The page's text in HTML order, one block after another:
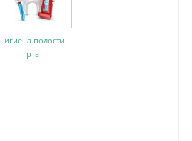
Гигиена полости
рта